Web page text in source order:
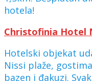
hotela!
Christofinia Hotel
Hotelski objekat
Nissi plaže,
bazen i đakuzi.